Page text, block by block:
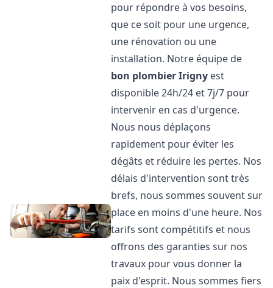
pour répondre à vos besoins,
que ce soit pour une urgence,
une rénovation ou une
installation. Notre équipe de
bon plombierIrigny est
disponible 24h/24 et 7j/7 pour
intervenir en cas d'urgence.
Nous nous déplaçons
rapidement pour éviter les
dégâts et réduire les pertes. Nos
délais d'intervention sont très
brefs, nous sommes souvent sur
place en moins d'une heure. Nos
tarifs sont compétitifs et nous
offrons des garanties sur nos
travaux pour vous donner la
paix d'esprit. Nous sommes fiers